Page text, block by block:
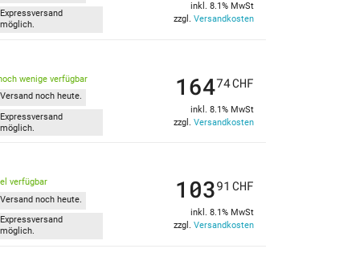
Expressversand
möglich.
inkl. 8.1% MwSt
zzgl. Versandkosten
wenige verfügbar
Versand noch heute.
Expressversand
möglich.
16474CHF
inkl. 8.1% MwSt
zzgl. Versandkosten
verfügbar
Versand noch heute.
Expressversand
möglich.
10391 CHF
inkl. 8.1% MwSt
zzgl. Versandkosten